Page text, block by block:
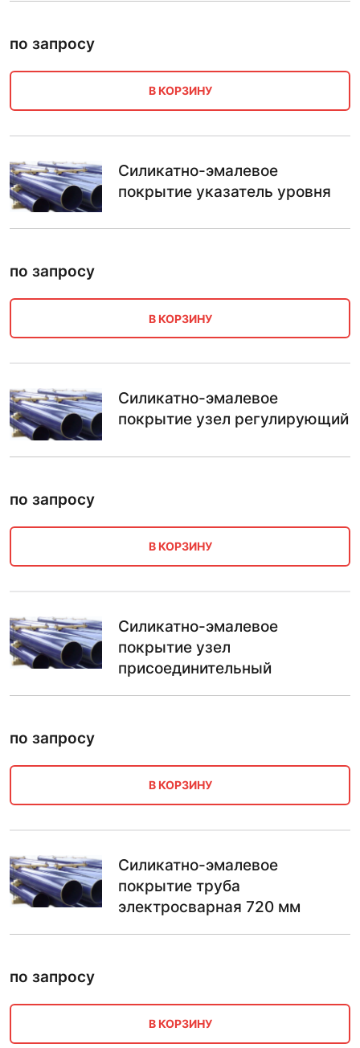
по запросу
В КОРЗИНУ
Силикатно-эмалевое
покрытие указатель уровня
по запросу
В КОРЗИНУ
Силикатно-эмалевое
покрытие узел регулирующий
по запросу
В КОРЗИНУ
Силикатно-эмалевое
покрытие узел
присоединительный
по запросу
В КОРЗИНУ
Силикатно-эмалевое
покрытие труба
электросварная 720 мм
по запросу
В КОРЗИНУ